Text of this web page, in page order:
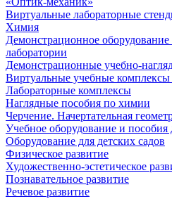
Виртуальные лабораторные
Химия
Демонстрационное
лаборатории
Демонстрационные учебно-
Виртуальные учебные
Лабораторные комплексы
Наглядные пособия по химии
Черчение. Начертательная
Учебное оборудование и пособия
Оборудование для детских садов
Физическое развитие
Художественно-эстетическое
Познавательное развитие
Речевое развитие